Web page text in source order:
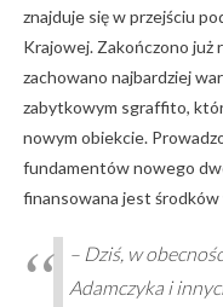
znajduje się w przejściu
Krajowej. Zakończono już
zachowano najbardziej
zabytkowym sgraffito,
nowym obiekcie.
fundamentów nowego
finansowana jest środków
– Dziś, w
Adamczyka i